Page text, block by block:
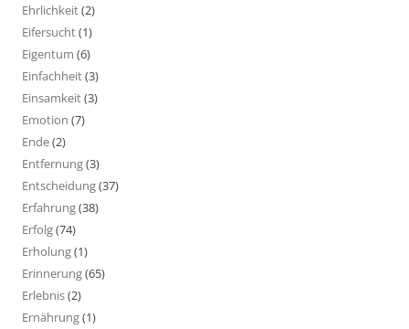
Ehrlichkeit(2)
Eifersucht(1)
Eigentum (6)
Einfachheit(3)
Einsamkeit(3)
Emotion (7)
Ende(2)
Entfernung(3)
Entscheidung(37)
Erfahrung(38)
Erfolg(74)
Erholung(1)
Erinnerung(65)
Erlebnis(2)
Ernährung(1)